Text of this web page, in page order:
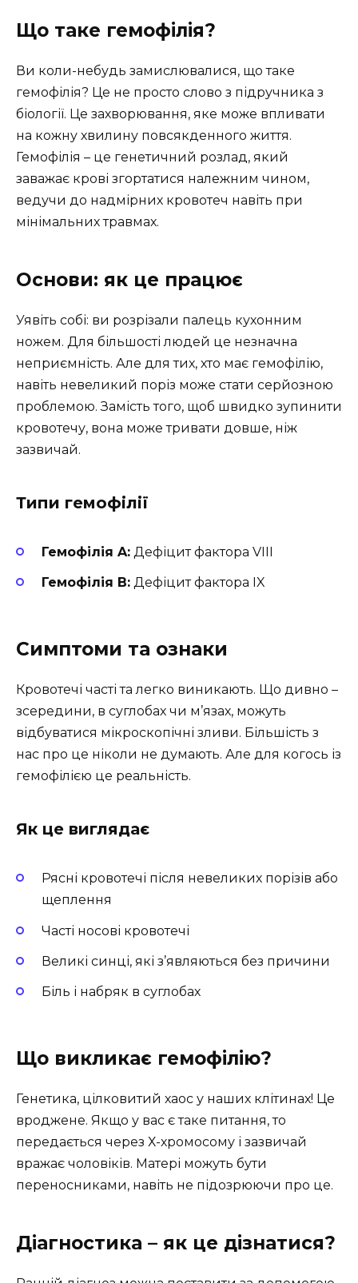
Що таке гемофілія?
Ви коли-небудь замислювалися, що таке
гемофілія? Це не просто слово з підручника з
біології. Це захворювання, яке може впливати
на кожну хвилину повсякденного життя.
Гемофілія – це генетичний розлад, який
заважає крові згортатися належним чином,
ведучи до надмірних кровотеч навіть при
мінімальних травмах.
Основи: як це працює
Уявіть собі: ви розрізали палець кухонним
ножем. Для більшості людей це незначна
неприємність. Але для тих, хто має гемофілію,
навіть невеликий поріз може стати серйозною
проблемою. Замість того, щоб швидко зупинити
кровотечу, вона може тривати довше, ніж
зазвичай.
Типи гемофілії
Гемофілія A: Дефіцит фактора VIII
Гемофілія B: Дефіцит фактора IX
Симптоми та ознаки
Кровотечі часті та легко виникають. Що дивно –
зсередини, в суглобах чи м’язах, можуть
відбуватися мікроскопічні зливи. Більшість з
нас про це ніколи не думають. Але для когось із
гемофілією це реальність.
Як це виглядає
Рясні кровотечі після невеликих порізів або
щеплення
Часті носові кровотечі
Великі синці, які з’являються без причини
Біль і набряк в суглобах
Що викликає гемофілію?
Генетика, цілковитий хаос у наших клітинах! Це
вроджене. Якщо у вас є таке питання, то
передається через Х-хромосому і зазвичай
вражає чоловіків. Матері можуть бути
переносниками, навіть не підозрюючи про це.
Діагностика – як це дізнатися?